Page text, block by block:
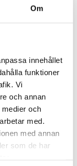
Om
innehållet
funktioner
Vi
och annan
och
med.
med annan
som de har
och
är kritisk